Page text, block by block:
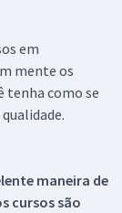
em
mente os
tenha como se
maneira de
cursos são